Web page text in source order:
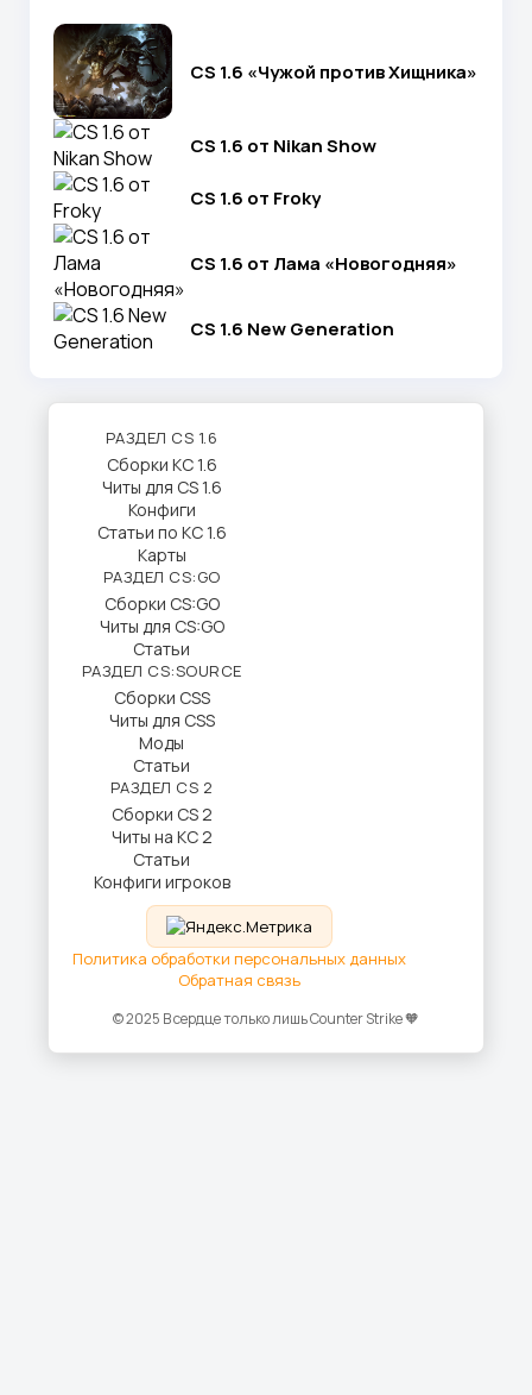
CS 1.6 «Чужой против Хищника»
CS 1.6 от Nikan Show
CS 1.6 от Froky
CS 1.6 от Лама «Новогодняя»
CS 1.6 New Generation
РАЗДЕЛ CS 1.6
Сборки КС 1.6
Читы для CS 1.6
Конфиги
Статьи по КС 1.6
Карты
РАЗДЕЛ CS:GO
Сборки CS:GO
Читы для CS:GO
Статьи
РАЗДЕЛ CS:SOURCE
Сборки CSS
Читы для CSS
Моды
Статьи
РАЗДЕЛ CS 2
Сборки CS 2
Читы на КС 2
Статьи
Конфиги игроков
Политика обработки персональных данных
Обратная связь
© 2025 В сердце только лишь Counter Strike 🧡